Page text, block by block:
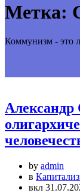
Метка:
Коммунизм - это
Александр
by admin
в
вкл